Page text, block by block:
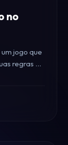
no
jogo que
regras e